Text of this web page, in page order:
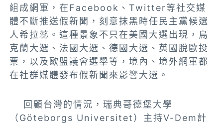
組成網軍，在Facebook、Twitter等社交媒
體不斷推送假新聞，刻意抹黑時任民主黨候選
人希拉蕊。這種景象不只在美國大選出現，烏
克蘭大選、法國大選、德國大選、英國脫歐投
票，以及歐盟議會選舉等，境內、境外網軍都
在社群媒體發布假新聞來影響大選。
回顧台灣的情況，瑞典哥德堡大學
（Göteborgs Universitet）主持V-Dem計